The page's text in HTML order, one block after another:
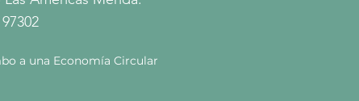
a una Economía Circular